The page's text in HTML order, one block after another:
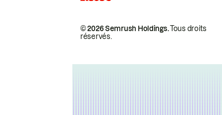
© 2026 Semrush Holdings.Tous droits
réservés.